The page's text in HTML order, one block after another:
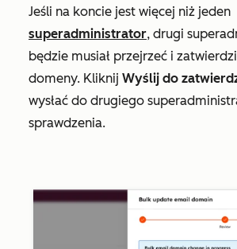
Jeśli na koncie jest więcej niż jeden
superadministrator, drugi
będzie musiał przejrzeć i
domeny. Kliknij Wyślij do
wysłać do drugiego
sprawdzenia.